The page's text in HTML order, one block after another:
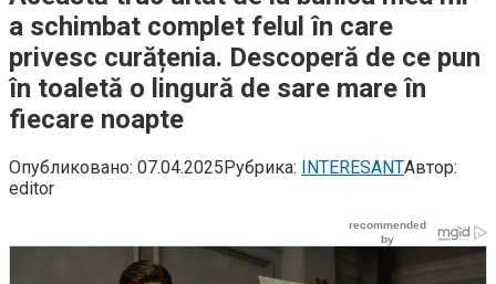
a schimbat complet felul în care
privesc curățenia. Descoperă de ce pun
în toaletă o lingură de sare mare în
fiecare noapte
Опубликовано: 07.04.2025Рубрика: INTERESANTАвтор:
editor